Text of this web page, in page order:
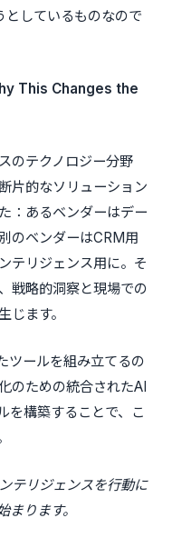
しているものなので
This Changes the
のテクノロジー分野
片的なソリューション
：あるベンダーはデー
のベンダーはCRM用
テリジェンス用に。そ
戦略的洞察と現場での
じます。
ツールを組み立てるの
のための統合されたAI
を構築することで、こ
テリジェンスを行動に
ります。